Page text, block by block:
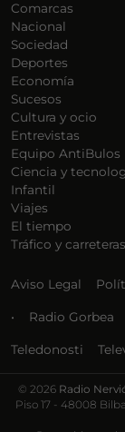
Comarcas
Nacional
Sociedad
Deportes
Economía
Sucesos
Cultura y ocio
Entrevistas
Equipo AntiBulos
Ciencia y
Infantil
Viajes
El tiempo
Tráfico y carreteras
Aviso Legal
• Radio Gorbea
Teledonosti
© 2026 Radio
Piso 17 - 48008